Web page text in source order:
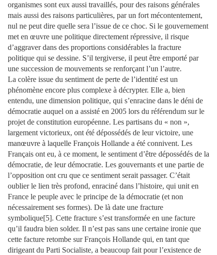
organismes sont eux aussi travaillés, pour des raisons générales
mais aussi des raisons particulières, par un fort mécontentement,
nul ne peut dire quelle sera l’issue de ce choc. Si le gouvernement
met en œuvre une politique directement répressive, il risque
d’aggraver dans des proportions considérables la fracture
politique qui se dessine. S’il tergiverse, il peut être emporté par
une succession de mouvements se renforçant l’un l’autre.
La colère issue du sentiment de perte de l’identité est un
phénomène encore plus complexe à décrypter. Elle a, bien
entendu, une dimension politique, qui s’enracine dans le déni de
démocratie auquel on a assisté en 2005 lors du référendum sur le
projet de constitution européenne. Les partisans du « non »,
largement victorieux, ont été dépossédés de leur victoire, une
manœuvre à laquelle François Hollande a été connivent. Les
Français ont eu, à ce moment, le sentiment d’être dépossédés de la
démocratie, de leur démocratie. Les gouvernants et une partie de
l’opposition ont cru que ce sentiment serait passager. C’était
oublier le lien très profond, enraciné dans l’histoire, qui unit en
France le peuple avec le principe de la démocratie (et non
nécessairement ses formes). De là date une fracture
symbolique[5]. Cette fracture s’est transformée en une facture
qu’il faudra bien solder. Il n’est pas sans une certaine ironie que
cette facture retombe sur François Hollande qui, en tant que
dirigeant du Parti Socialiste, a beaucoup fait pour l’existence de